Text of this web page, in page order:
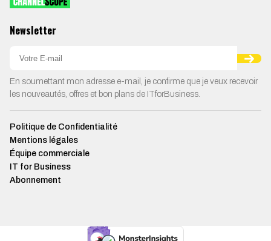
Newsletter
En soumettant mon adresse e-mail, je confirme que je veux recevoir
les nouveautés, offres et bon plans de ITforBusiness.
Politique de Confidentialité
Mentions légales
Équipe commerciale
IT for Business
Abonnement